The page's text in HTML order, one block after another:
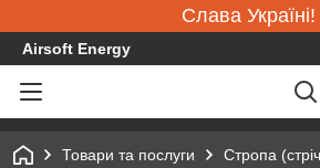
Слава Україні!
Airsoft Energy
Товари та послуги Стропа